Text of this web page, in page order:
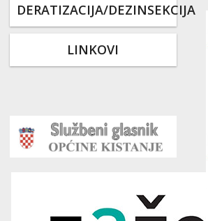
DERATIZACIJA/DEZINSEKCIJA
LINKOVI